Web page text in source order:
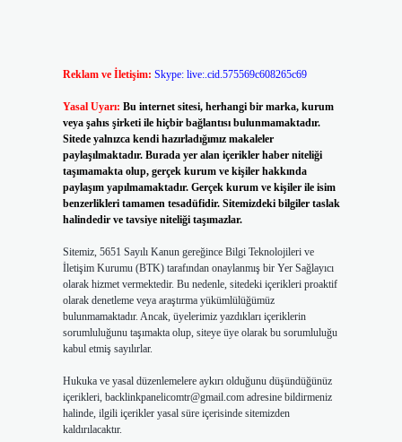
Reklam ve İletişim: Skype: live:.cid.575569c608265c69
Yasal Uyarı: Bu internet sitesi, herhangi bir marka, kurum
veya şahıs şirketi ile hiçbir bağlantısı bulunmamaktadır.
Sitede yalnızca kendi hazırladığımız makaleler
paylaşılmaktadır. Burada yer alan içerikler haber niteliği
taşımamakta olup, gerçek kurum ve kişiler hakkında
paylaşım yapılmamaktadır. Gerçek kurum ve kişiler ile isim
benzerlikleri tamamen tesadüfidir. Sitemizdeki bilgiler taslak
halindedir ve tavsiye niteliği taşımazlar.
Sitemiz, 5651 Sayılı Kanun gereğince Bilgi Teknolojileri ve
İletişim Kurumu (BTK) tarafından onaylanmış bir Yer Sağlayıcı
olarak hizmet vermektedir. Bu nedenle, sitedeki içerikleri proaktif
olarak denetleme veya araştırma yükümlülüğümüz
bulunmamaktadır. Ancak, üyelerimiz yazdıkları içeriklerin
sorumluluğunu taşımakta olup, siteye üye olarak bu sorumluluğu
kabul etmiş sayılırlar.
Hukuka ve yasal düzenlemelere aykırı olduğunu düşündüğünüz
içerikleri, backlinkpanelicomtr@gmail.comadresine bildirmeniz
halinde, ilgili içerikler yasal süre içerisinde sitemizden
kaldırılacaktır.